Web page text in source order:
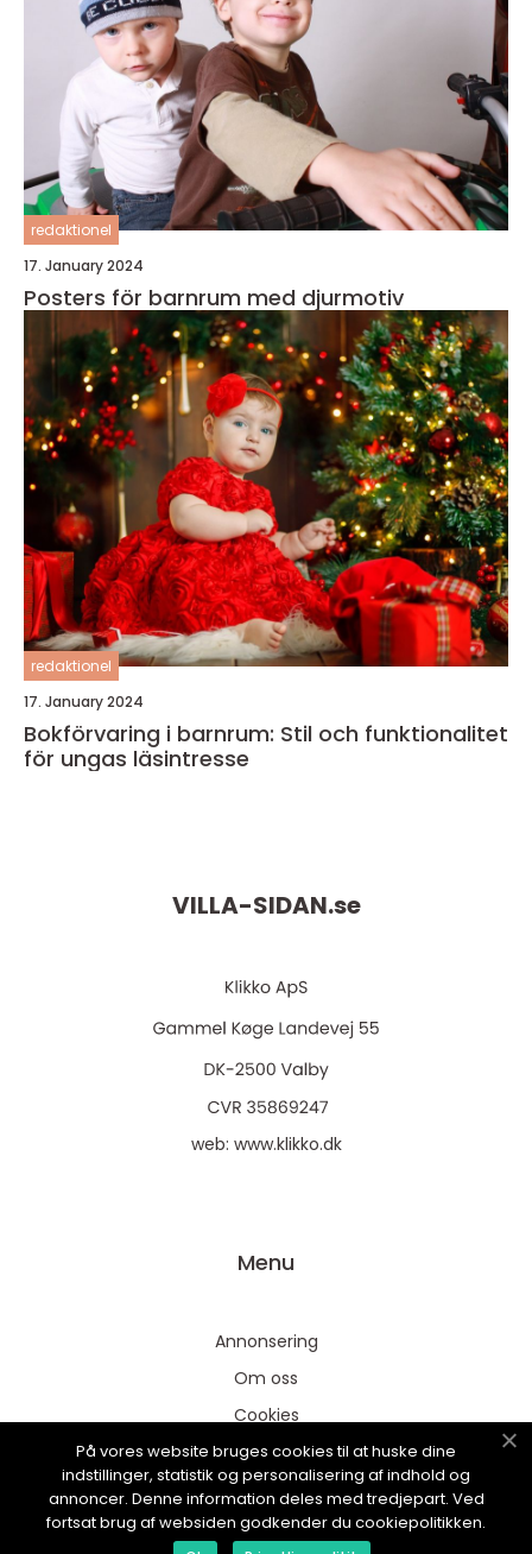
redaktionel
17. January 2024
Posters för barnrum med djurmotiv
redaktionel
17. January 2024
Bokförvaring i barnrum: Stil och funktionalitet
för ungas läsintresse
VILLA-SIDAN.se
web: www.klikko.dk
Menu
Annonsering
Om oss
Cookies
Kontakta oss
Sitemap
På vores website bruges cookies til at huske dine
indstillinger, statistik og personalisering af indhold og
annoncer. Denne information deles med tredjepart. Ved
fortsat brug af websiden godkender du cookiepolitikken.